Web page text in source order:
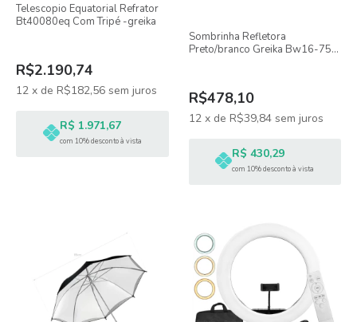
Telescopio Equatorial Refrator
Bt40080eq Com Tripé -greika
R$2.190,74
12 x de R$182,56 sem juros
R$ 1.971,67
com 10% desconto à vista
Sombrinha Refletora
Preto/branco Greika Bw16-75
R$478,10
12 x de R$39,84 sem juros
R$ 430,29
com 10% desconto à vista